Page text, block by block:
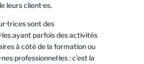
leurs client·es.
sont des
ayant parfois des activités
à côté de la formation ou
professionnel·les : c’est la